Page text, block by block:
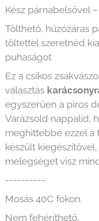
Kész párnabelsővel
Tölthető, húzózáras
töltettel szeretnéd
puhaságot
Ez a csíkos
választás
egyszerűen a piros
Varázsold nappalid,
meghittebbé ezzel a
készült
melegséget visz
----------
Mosás 40C fokon.
Nem fehéríthető.